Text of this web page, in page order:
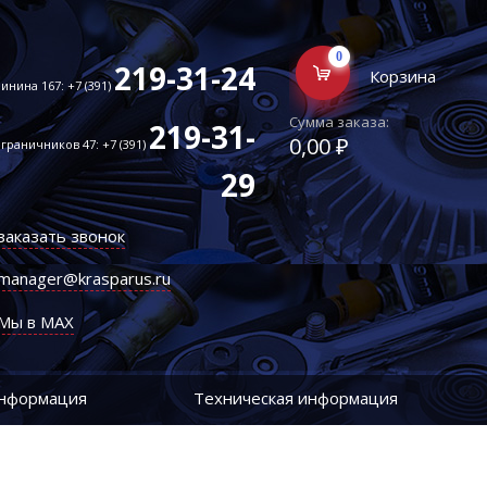
167: +7 (391)219-31-24
47: +7 (391)219-31-
29
звонок
в MAX
0
Корзина
Сумма заказа:
0,00 ₽
Техническая информация